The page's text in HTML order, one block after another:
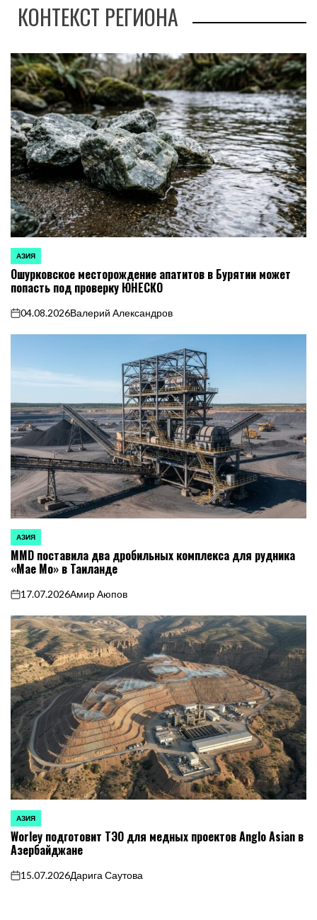
КОНТЕКСТ РЕГИОНА
ОПУБЛИКОВАНО
В
АЗИЯ
Ошурковское месторождение апатитов в Бурятии может
попасть под проверку ЮНЕСКО
on
04.08.2026Валерий Александров
ОПУБЛИКОВАНО
В
АЗИЯ
MMD поставила два дробильных комплекса для рудника
«Мае Мо» в Таиланде
on
17.07.2026Амир Аюпов
ОПУБЛИКОВАНО
В
АЗИЯ
Worley подготовит ТЭО для медных проектов Anglo Asian в
Азербайджане
on
15.07.2026Дарига Саутова